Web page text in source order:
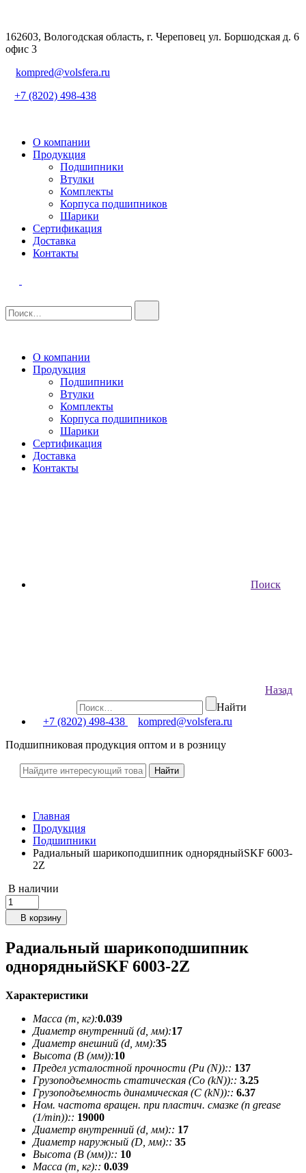
162603, Вологодская область, г. Череповец ул. Боршодская д. 6
офис 3
kompred@volsfera.ru
+7 (8202) 498-438
О компании
Продукция
Подшипники
Втулки
Комплекты
Корпуса подшипников
Шарики
Сертификация
Доставка
Контакты
О компании
Продукция
Подшипники
Втулки
Комплекты
Корпуса подшипников
Шарики
Сертификация
Доставка
Контакты
Поиск
Назад
Найти
+7 (8202) 498-438
kompred@volsfera.ru
Подшипниковая продукция оптом и в розницу
Главная
Продукция
Подшипники
Радиальный шарикоподшипник однорядныйSKF 6003-
2Z
В наличии
В корзину
Радиальный шарикоподшипник
однорядныйSKF 6003-2Z
Характеристики
Масса (m, кг):0.039
Диаметр внутренний (d, мм):17
Диаметр внешний (d, мм):35
Высота (В (мм)):10
Предел усталостной прочности (Pu (N)):: 137
Грузоподъемность статическая (Co (kN)):: 3.25
Грузоподъемность динамическая (C (kN)):: 6.37
Ном. частота вращен. при пластич. смазке (n grease
(1/min)):: 19000
Диаметр внутренний (d, мм):: 17
Диаметр наружный (D, мм):: 35
Высота (В (мм)):: 10
Масса (m, кг):: 0.039